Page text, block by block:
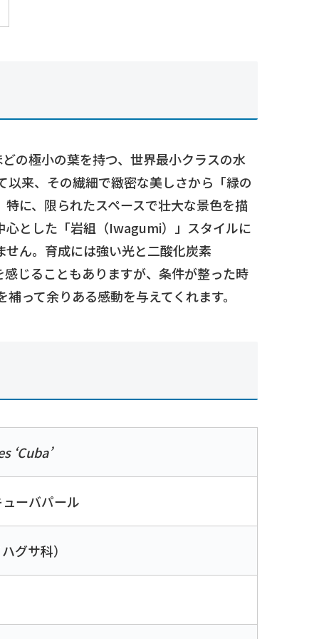
の極小の葉を持つ、世界最小クラスの水
以来、その繊細で緻密な美しさから「緑の
に、限られたスペースで壮大な景色を描
心とした「岩組（Iwagumi）」スタイルに
ん。育成には強い光と二酸化炭素
感じることもありますが、条件が整った時
って余りある感動を与えてくれます。
‘Cuba’
ーバパール
グサ科）